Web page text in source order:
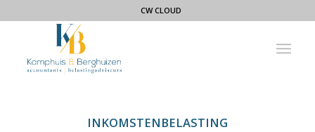
CW CLOUD
INKOMSTENBELASTING